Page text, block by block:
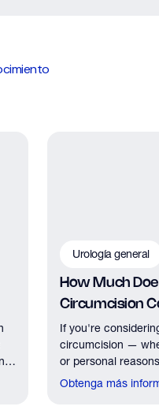
se detecten y traten a
Urología general
How Much
Circumcision
Houston?
If you're
circumcision —
or personal
the first practical
Obtenga más